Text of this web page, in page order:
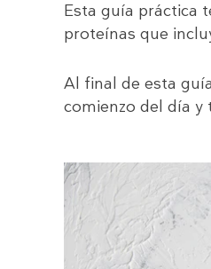
Esta guía práctica
proteínas que
Al final de esta
comienzo del día y